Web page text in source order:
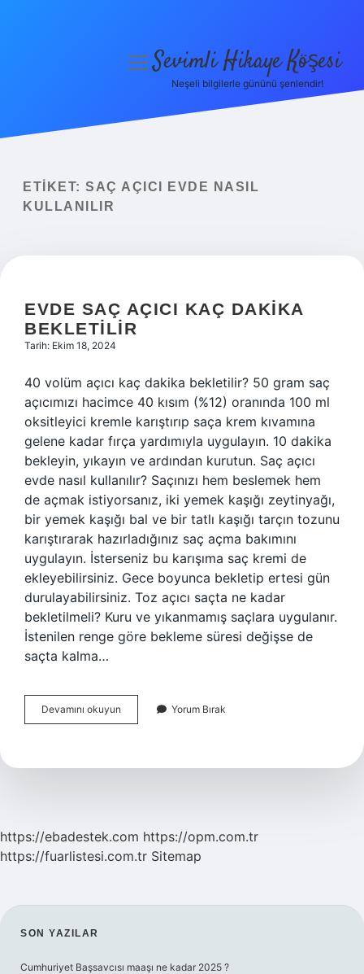
Yasal Uyarı
menüyüSevimli Hikaye Köşesi
Neşeli bilgilerle gününü şenlendir!
ETIKET: SAÇ AÇICI EVDE NASIL
KULLANILIR
EVDE SAÇ AÇICI KAÇ DAKIKA
BEKLETILIR
Tarih: Ekim 18, 2024
40 volüm açıcı kaç dakika bekletilir? 50 gram saç
açıcımızı hacimce 40 kısım (%12) oranında 100 ml
oksitleyici kremle karıştırıp saça krem ​​kıvamına
gelene kadar fırça yardımıyla uygulayın. 10 dakika
bekleyin, yıkayın ve ardından kurutun. Saç açıcı
evde nasıl kullanılır? Saçınızı hem beslemek hem
de açmak istiyorsanız, iki yemek kaşığı zeytinyağı,
bir yemek kaşığı bal ve bir tatlı kaşığı tarçın tozunu
karıştırarak hazırladığınız saç açma bakımını
uygulayın. İsterseniz bu karışıma saç kremi de
ekleyebilirsiniz. Gece boyunca bekletip ertesi gün
durulayabilirsiniz. Toz açıcı saçta ne kadar
bekletilmeli? Kuru ve yıkanmamış saçlara uygulanır.
İstenilen renge göre bekleme süresi değişse de
saçta kalma…
Devamını okuyun
Saç
Dakika
Yorum Bırak
https://ebadestek.com https://opm.com.tr
https://fuarlistesi.com.tr Sitemap
SIDEBAR
SON YAZILAR
Cumhuriyet Başsavcısı maaşı ne kadar 2025 ?